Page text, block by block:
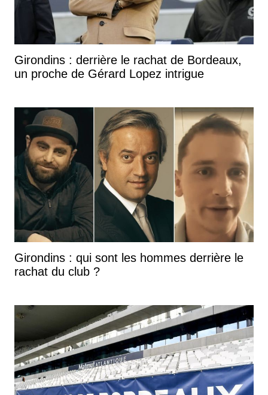
Girondins : derrière le rachat de Bordeaux,
un proche de Gérard Lopez intrigue
Girondins : qui sont les hommes derrière le
rachat du club ?